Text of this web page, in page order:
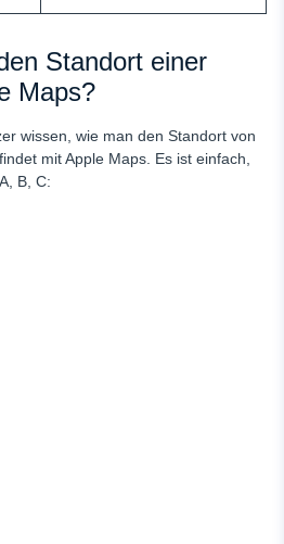
Standort einer
Maps?
wissen, wie man den Standort von
mit Apple Maps. Es ist einfach,
B, C: